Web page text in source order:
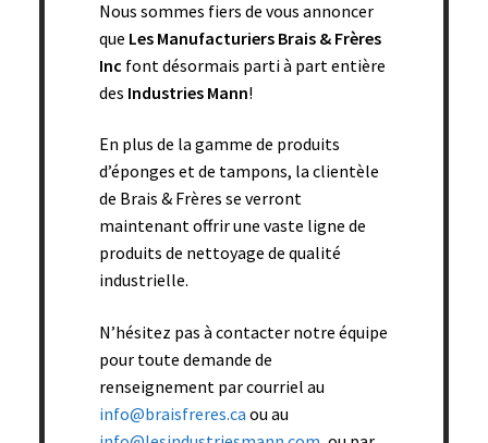
Cellulose bleu et récureur doux (blanc) – 5 x 3 x 7/8″ –
Add to cart
Nous sommes fiers de vous annoncer
que Les Manufacturiers Brais & Frères
Inc font désormais parti à part entière
des Industries Mann!
En plus de la gamme de produits
d’éponges et de tampons, la clientèle
de Brais & Frères se verront
maintenant offrir une vaste ligne de
produits de nettoyage de qualité
industrielle.
N’hésitez pas à contacter notre équipe
pour toute demande de
renseignement par courriel au
info@braisfreres.ca ou au